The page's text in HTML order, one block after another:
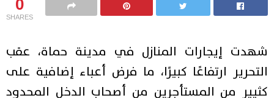
0
SHARES
شهدت إيجارات المنازل في مدينة حماة، عقب
التحرير ارتفاعًا كبيرًا، ما فرض أعباء إضافية على
كثيير من المستأجرين من أصحاب الدخل المحدود